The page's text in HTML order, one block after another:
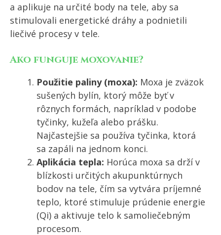
a aplikuje na určité body na tele, aby sa
stimulovali energetické dráhy a podnietili
liečivé procesy v tele.
Ako funguje moxovanie?
Použitie paliny (moxa): Moxa je zväzok
sušených bylín, ktorý môže byť v
rôznych formách, napríklad v podobe
tyčinky, kužeľa alebo prášku.
Najčastejšie sa používa tyčinka, ktorá
sa zapáli na jednom konci.
Aplikácia tepla: Horúca moxa sa drží v
blízkosti určitých akupunktúrnych
bodov na tele, čím sa vytvára príjemné
teplo, ktoré stimuluje prúdenie energie
(Qi) a aktivuje telo k samoliečebným
procesom.